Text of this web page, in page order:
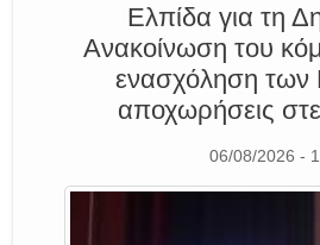
Ελπίδα για τη
Ανακοίνωση του
ενασχόληση των
αποχωρήσεις
06/08/2026 -